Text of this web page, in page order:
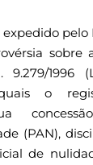
pelo
sobre
1996
o
(PAN),
de